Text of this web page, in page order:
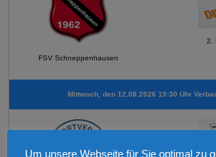
FSV Schneppenhausen
2.
Mittwoch, den 12.08.2026 19:30 Uhr
Um unsere Webseite für Sie optimal zu